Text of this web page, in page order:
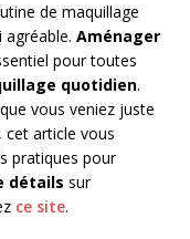
de maquillage
Aménager
pour toutes
quotidien.
vous veniez juste
cet article vous
pratiques pour
détails sur
ce site.